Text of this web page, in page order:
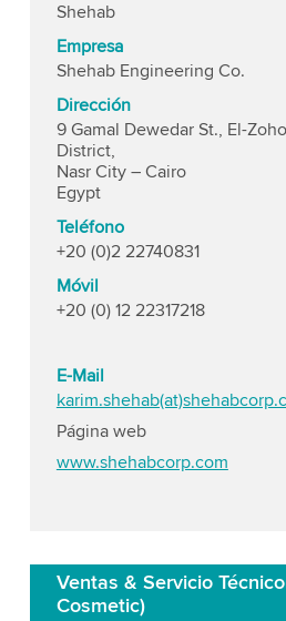
Shehab
Empresa
Shehab Engineering Co.
Dirección
9 Gamal Dewedar St., El-
District,
Nasr City – Cairo
Egypt
Teléfono
+20 (0)2 22740831
Móvil
+20 (0) 12 22317218
E-Mail
Página web
www.shehabcorp.com
Ventas & Servicio
Cosmetic)